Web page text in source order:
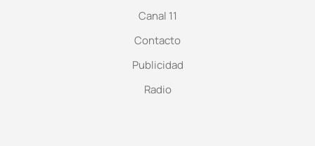
Canal 11
Contacto
Publicidad
Radio